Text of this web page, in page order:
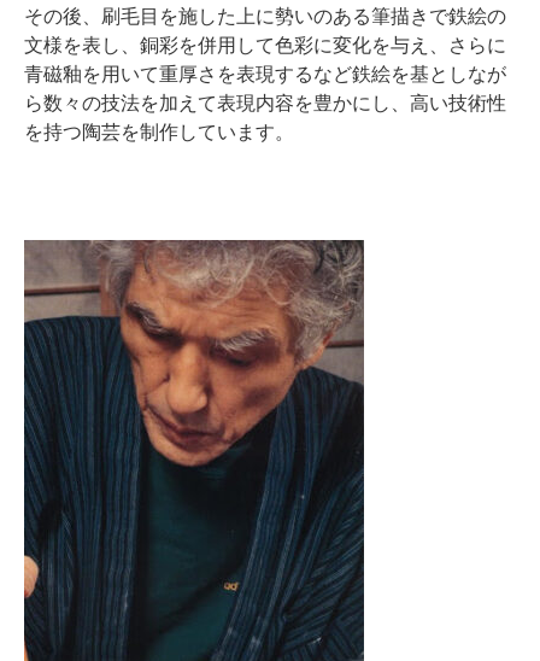
その後、刷毛目を施した上に勢いのある筆描きで鉄絵の
文様を表し、銅彩を併用して色彩に変化を与え、さらに
青磁釉を用いて重厚さを表現するなど鉄絵を基としなが
ら数々の技法を加えて表現内容を豊かにし、高い技術性
を持つ陶芸を制作しています。